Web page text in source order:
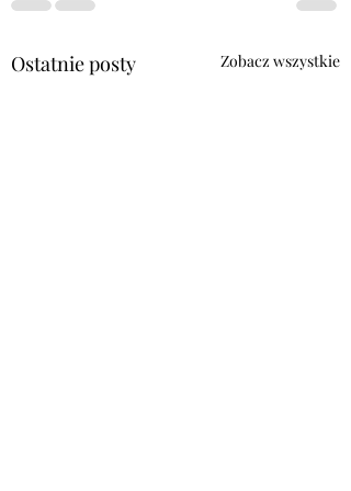
Ostatnie posty Zobacz wszystkie